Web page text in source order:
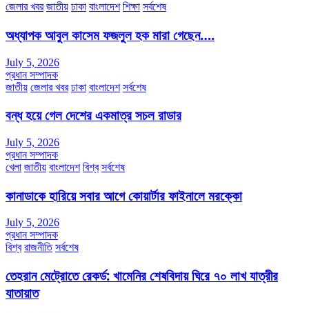
জেলার খবর জাতীয় ঢাকা বাংলাদেশ শিক্ষা সর্বশেষ
অধ্যাপক আবুল কাসেম ফজলুল হক মারা গেছেন….
July 5, 2026
প্রধান সম্পাদক
জাতীয় জেলার খবর ঢাকা বাংলাদেশ সর্বশেষ
বন্ধ হয়ে গেল দেশের একমাত্র সচল রাডার
July 5, 2026
প্রধান সম্পাদক
খেলা জাতীয় বাংলাদেশ বিশ্ব সর্বশেষ
কানাডাকে হারিয়ে সবার আগে কোয়ার্টার ফাইনালে মরক্কো
July 5, 2026
প্রধান সম্পাদক
বিশ্ব রাজনীতি সর্বশেষ
তেহরান মেট্রোতে রেকর্ড: খামেনির শেষবিদায় ঘিরে ৭০ লাখ যাত্রীর
যাতায়াত